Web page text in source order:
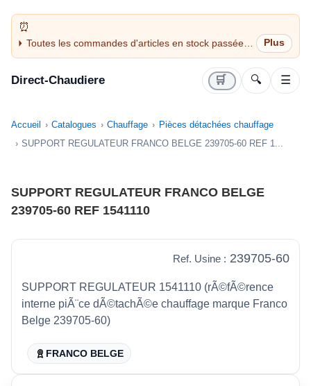
Toutes les commandes d'articles en stock passées
avant 14H sont expédiées le jour même (jours
Direct-Chaudiere 🛒 🔍 ☰
Accueil Catalogues Chauffage
Pièces détachées chauffage
SUPPORT REGULATEUR FRANCO BELGE 239705-60 REF 1...
SUPPORT REGULATEUR FRANCO BELGE
239705-60 REF 1541110
Ref. Usine : 239705-60
SUPPORT REGULATEUR 1541110 (rÃ©fÃ©rence
interne piÃ¨ce dÃ©tachÃ©e chauffage marque Franco
Belge 239705-60)
FRANCO BELGE